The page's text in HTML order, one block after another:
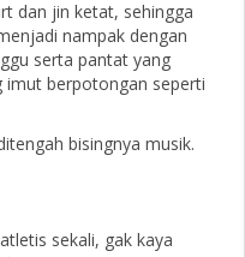
dan jin ketat, sehingga
nampak dengan
serta pantat yang
imut berpotongan seperti
bisingnya musik.
sekali, gak kaya